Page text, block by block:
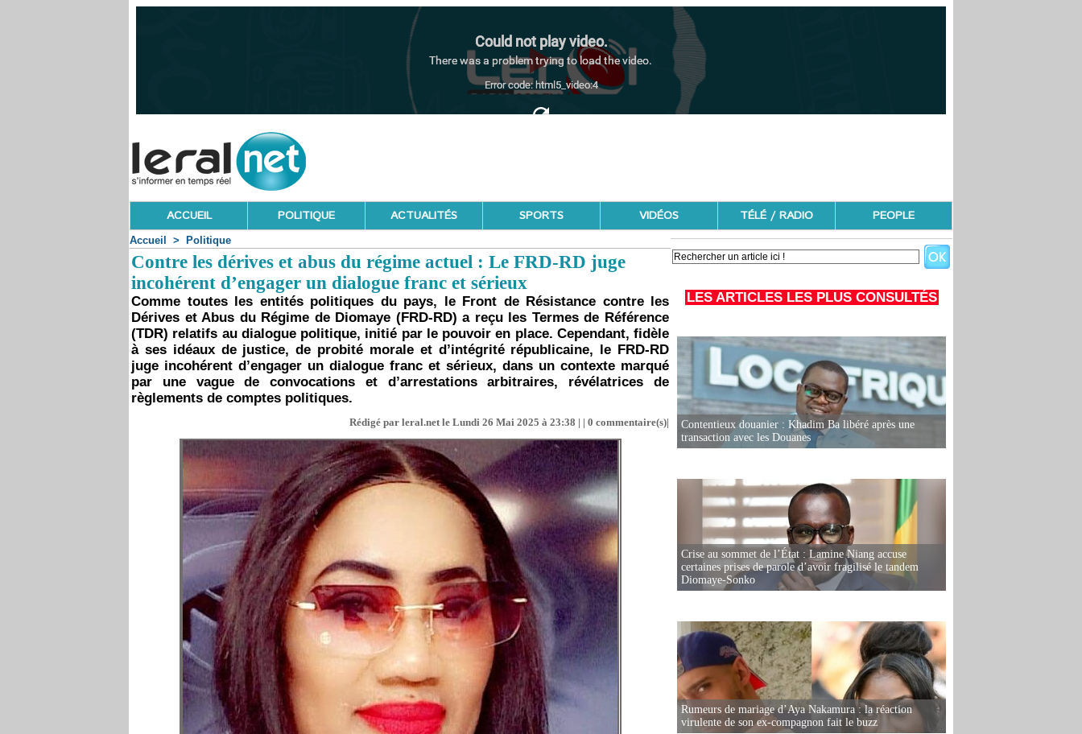
ACCUEIL POLITIQUE ACTUALITÉS SPORTS VIDÉOS TÉLÉ / RADIO PEOPLE
Accueil > Politique
Contre les dérives et abus du régime actuel : Le FRD-RD juge
incohérent d’engager un dialogue franc et sérieux
Comme toutes les entités politiques du pays, le Front de Résistance contre les
Dérives et Abus du Régime de Diomaye (FRD-RD) a reçu les Termes de Référence
(TDR) relatifs au dialogue politique, initié par le pouvoir en place. Cependant, fidèle
à ses idéaux de justice, de probité morale et d’intégrité républicaine, le FRD-RD
juge incohérent d’engager un dialogue franc et sérieux, dans un contexte marqué
par une vague de convocations et d’arrestations arbitraires, révélatrices de
règlements de comptes politiques.
Rédigé par leral.net le Lundi 26 Mai 2025 à 23:38 | | 0 commentaire(s)|
LES ARTICLES LES PLUS CONSULTÉS
Contentieux douanier : Khadim Ba libéré après une
transaction avec les Douanes
Crise au sommet de l’État : Lamine Niang accuse
certaines prises de parole d’avoir fragilisé le tandem
Diomaye-Sonko
Rumeurs de mariage d’Aya Nakamura : la réaction
virulente de son ex-compagnon fait le buzz